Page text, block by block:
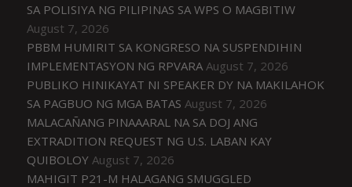
SA POLISIYA NG PILIPINAS SA WPS O MAGBITIW
August 7, 2026
PBBM HUMIRIT SA KONGRESO NA SUSPENDIHIN
IMPLEMENTASYON NG RPVARA August 7, 2026
PUBLIKO HINIKAYAT NI SPEAKER DY NA MAKILAHOK
SA PAGBUO NG MGA BATAS August 7, 2026
MALACAÑANG PINAAARAL NA SA DOJ ANG
EXTRADITION REQUEST NG U.S. LABAN KAY
QUIBOLOY August 7, 2026
MAHIGIT P21-M HALAGANG SMUGGLED